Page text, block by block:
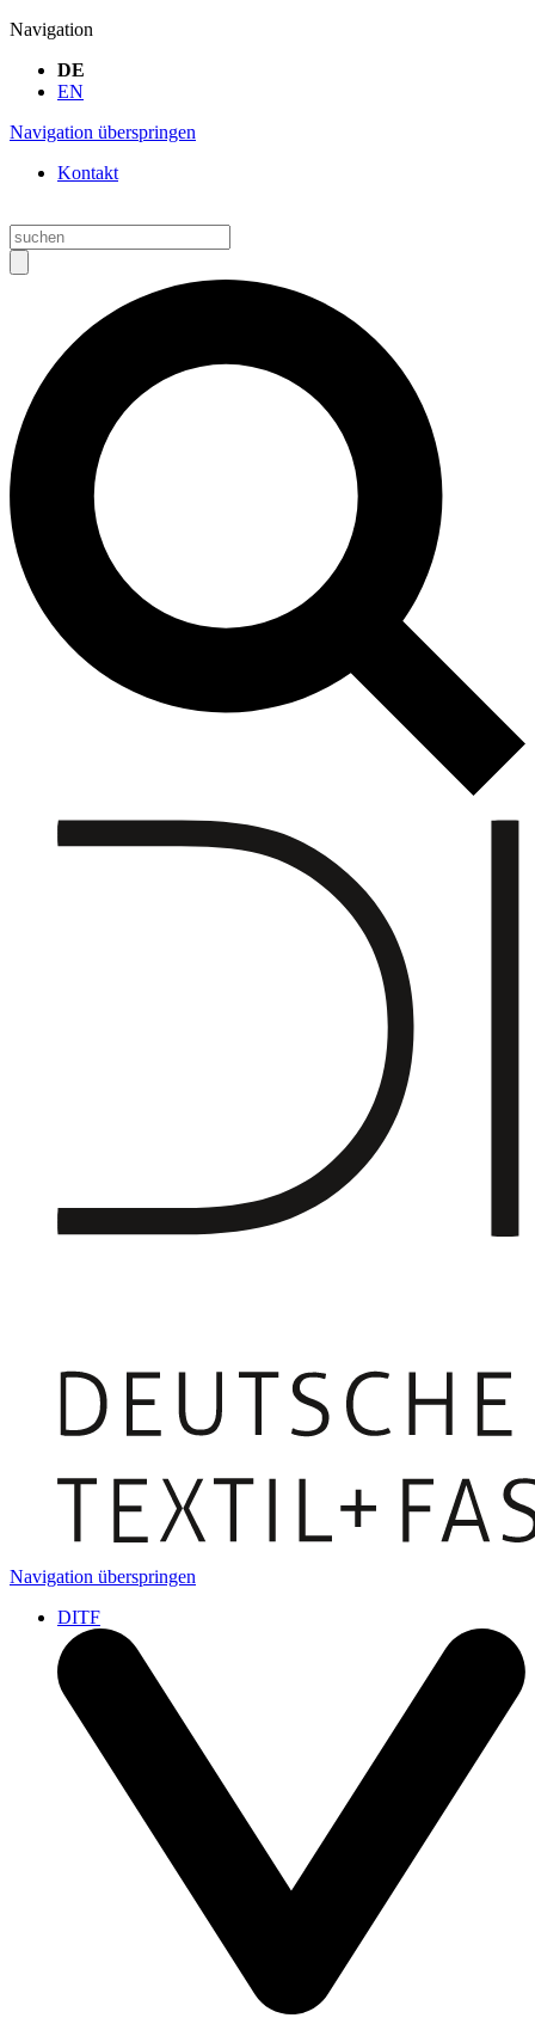
Navigation
DE
EN
Navigation überspringen
Kontakt
Navigation überspringen
DITF